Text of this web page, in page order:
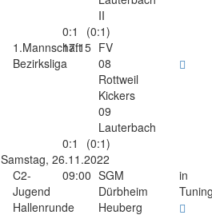
II
0:1
(0:1)
1.Mannschaft
Bezirksliga
17:15 FV
08
Rottweil
Kickers
09
Lauterbach
0:1
(0:1)
Samstag, 26.11.2022
C2-
Jugend
Hallenrunde
09:00 SGM
Dürbheim
Heuberg
in